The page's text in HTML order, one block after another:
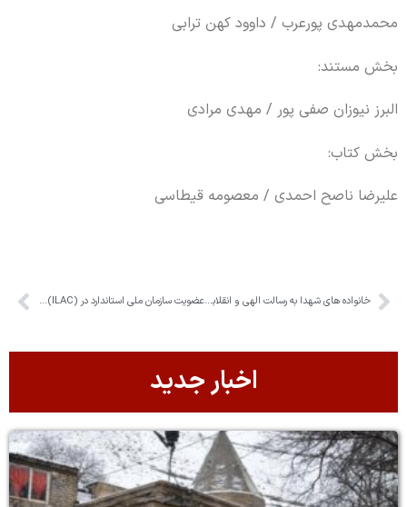
محمدمهدی پورعرب / داوود کهن ترابی
بخش مستند:
البرز نیوزان صفی پور / مهدی مرادی
بخش کتاب:
علیرضا ناصح احمدی / معصومه قیطاسی
خانواده های شهدا به رسالت الهی و انقلابی خود عمل کردند عضویت سازمان ملی استاندارد در (ILAC) پس از ۳ دهه
اخبار جدید